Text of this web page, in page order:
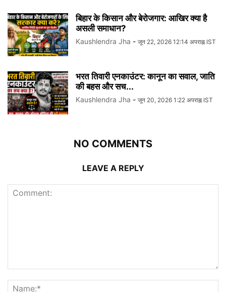
बिहार के किसान और बेरोजगार: आखिर क्या है
असली समाधान?
Kaushlendra Jha - जून 22, 2026 12:14 अपराह्न IST
भरत तिवारी एनकाउंटर: कानून का सवाल, जाति
की बहस और सच...
Kaushlendra Jha - जून 20, 2026 1:22 अपराह्न IST
NO COMMENTS
LEAVE A REPLY